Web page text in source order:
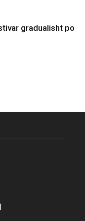
gradualisht po